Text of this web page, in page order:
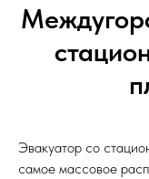
Эвакуатор со
самое массовое